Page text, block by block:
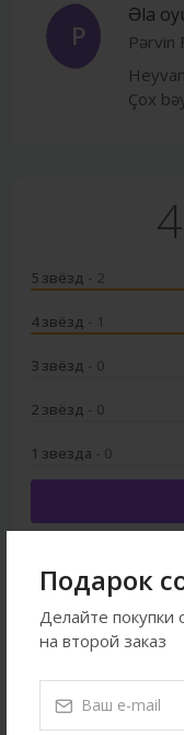
Подарок
Делайте покупки
на второй заказ
P
Əla
Pərvin
Çox
5 звёзд - 2
4 звёзд - 1
3 звёзд - 0
2 звёзд - 0
1 звезда - 0
Смотреть
Кошки